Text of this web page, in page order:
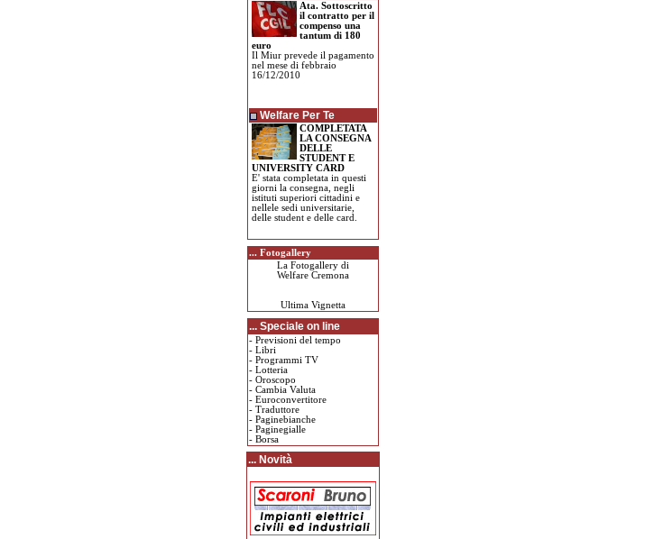
Ata. Sottoscritto
il contratto per il
compenso una
tantum di 180
euro
Il Miur prevede il pagamento
nel mese di febbraio
16/12/2010
Welfare Per Te
COMPLETATA
LA CONSEGNA
DELLE
STUDENT E
UNIVERSITY CARD
E' stata completata in questi
giorni la consegna, negli
istituti superiori cittadini e
nellele sedi universitarie,
delle student e delle card.
... Fotogallery
La Fotogallery di
Welfare Cremona
Ultima Vignetta
... Speciale on line
- Previsioni del tempo
- Libri
- Programmi TV
- Lotteria
- Oroscopo
- Cambia Valuta
- Euroconvertitore
- Traduttore
- Paginebianche
- Paginegialle
- Borsa
... Novità